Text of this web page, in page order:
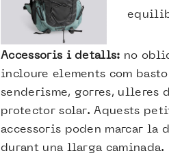
Accessoris i detalls: no
incloure elements com
senderisme, gorres, ulleres
protector solar. Aquests
accessoris poden marcar la
durant una llarga caminada.